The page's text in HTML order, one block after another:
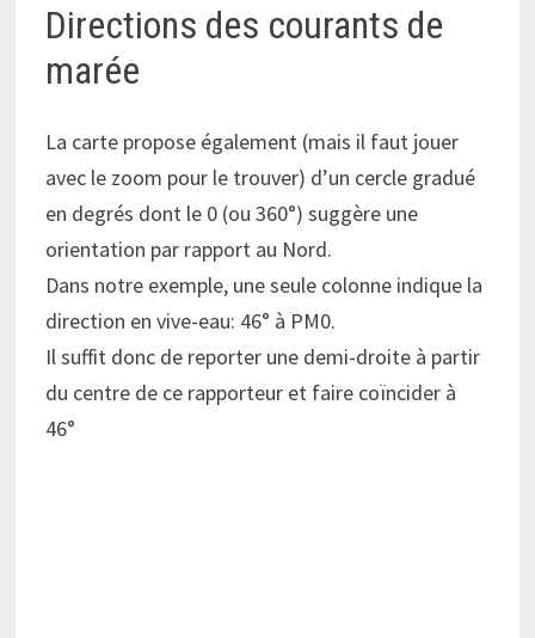
Directions des courants de
marée
La carte propose également (mais il faut jouer
avec le zoom pour le trouver) d’un cercle gradué
en degrés dont le 0 (ou 360°) suggère une
orientation par rapport au Nord.
Dans notre exemple, une seule colonne indique la
direction en vive-eau: 46° à PM0.
Il suffit donc de reporter une demi-droite à partir
du centre de ce rapporteur et faire coïncider à
46°